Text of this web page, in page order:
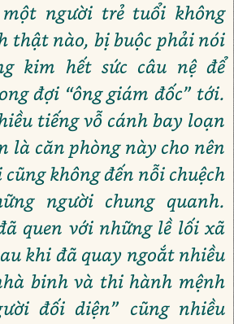
người trẻ tuổi không
thật nào, bị buộc phải nói
kim hết sức câu nệ để
đợi “ông giám đốc” tới.
tiếng vỗ cánh bay loạn
là căn phòng này cho nên
không đến nỗi chuệch
người chung quanh.
quen với những lề lối xã
khi đã quay ngoắt nhiều
binh và thi hành mệnh
đối diện” cũng nhiều